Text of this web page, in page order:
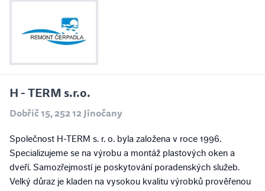
H - TERM s.r.o.
Dobříč 15, 252 12 Jinočany
Společnost H-TERM s. r. o. byla založena v roce 1996.
Specializujeme se na výrobu a montáž plastových oken a
dveří. Samozřejmostí je poskytování poradenských služeb.
Velký důraz je kladen na vysokou kvalitu výrobků prověřenou